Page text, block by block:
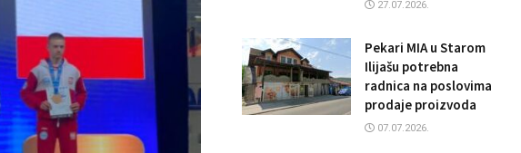
27.07.2026.
Pekari MIA u Starom
Ilijašu potrebna
radnica na poslovima
prodaje proizvoda
07.07.2026.